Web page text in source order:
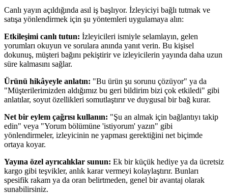
Canlı yayın açıldığında asıl iş başlıyor. İzleyiciyi bağlı tutmak ve
satışa yönlendirmek için şu yöntemleri uygulamaya alın:
Etkileşimi canlı tutun: İzleyicileri ismiyle selamlayın, gelen
yorumları okuyun ve sorulara anında yanıt verin. Bu kişisel
dokunuş, müşteri bağını pekiştirir ve izleyicilerin yayında daha uzun
süre kalmasını sağlar.
Ürünü hikâyeyle anlatın: "Bu ürün şu sorunu çözüyor" ya da
"Müşterilerimizden aldığımız bu geri bildirim bizi çok etkiledi" gibi
anlatılar, soyut özellikleri somutlaştırır ve duygusal bir bağ kurar.
Net bir eylem çağrısı kullanın: "Şu an almak için bağlantıyı takip
edin" veya "Yorum bölümüne 'istiyorum' yazın" gibi
yönlendirmeler, izleyicinin ne yapması gerektiğini net biçimde
ortaya koyar.
Yayına özel ayrıcalıklar sunun: Ek bir küçük hediye ya da ücretsiz
kargo gibi teşvikler, anlık karar vermeyi kolaylaştırır. Bunları
spesifik rakam ya da oran belirtmeden, genel bir avantaj olarak
sunabilirsiniz.